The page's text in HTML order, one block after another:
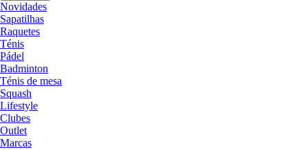
Novidades
Sapatilhas
Raquetes
Ténis
Pádel
Badminton
Ténis de mesa
Squash
Lifestyle
Clubes
Outlet
Marcas